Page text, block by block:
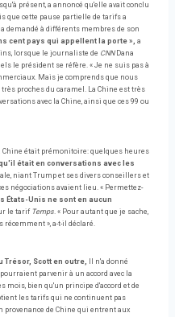
présent, a annoncé qu'elle avait conclu
que cette pause partielle de tarifs a
demandé à différents membres de son
cent pays qui appellent la porte », a
lorsque le journaliste de CNNDana
le président se réfère. « Je ne suis pas à
Mais je comprends que nous
proches du caramel. La Chine est très
avec la Chine, ainsi que ces 99 ou
Chine était prémonitoire: quelques heures
était en conversations avec les
niant Trump et ses divers conseillers et
négociations avaient lieu. « Permettez-
États-Unis ne sont en aucun
le tarif Temps. « Pour autant que je sache,
récemment », a-t-il déclaré.
Trésor, Scott en outre, Il n'a donné
parvenir à un accord avec la
mois, bien qu'un principe d'accord et de
les tarifs qui ne continuent pas
de Chine qui entrent aux